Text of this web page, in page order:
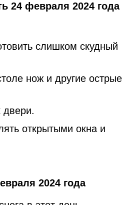
24 февраля 2024 года
слишком скудный
нож и другие острые
двери.
открытыми окна и
2024 года